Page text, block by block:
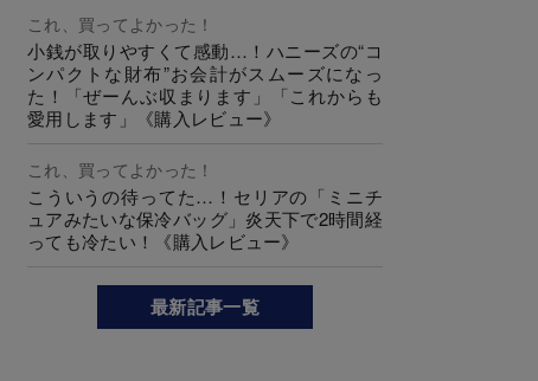
これ、買ってよかった！
小銭が取りやすくて感動…！ハニーズの“コ
ンパクトな財布”お会計がスムーズになっ
た！「ぜーんぶ収まります」「これからも
愛用します」《購入レビュー》
これ、買ってよかった！
こういうの待ってた…！セリアの「ミニチ
ュアみたいな保冷バッグ」炎天下で2時間経
っても冷たい！《購入レビュー》
最新記事一覧